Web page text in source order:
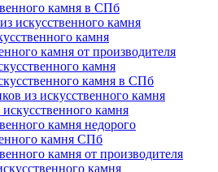
камня в СПб
искусственного камня
камня
камня от производителя
камня
камня в СПб
из искусственного камня
камня
камня недорого
камня СПб
камня от производителя
камня